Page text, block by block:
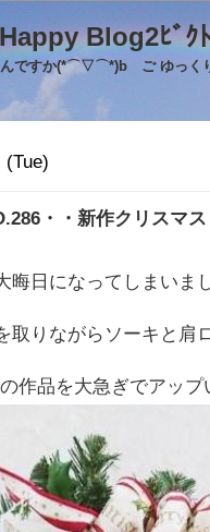
Happy
んですか(*⌒▽⌒*)b ご ゆっく
(Tue)
・・新作クリス
晦日になってしまいま
取りながらソーキと肩
作品を大急ぎでアッ